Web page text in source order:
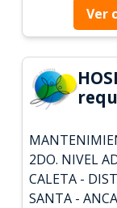
Ver
2DO. NIVEL
CALETA -
SANTA -